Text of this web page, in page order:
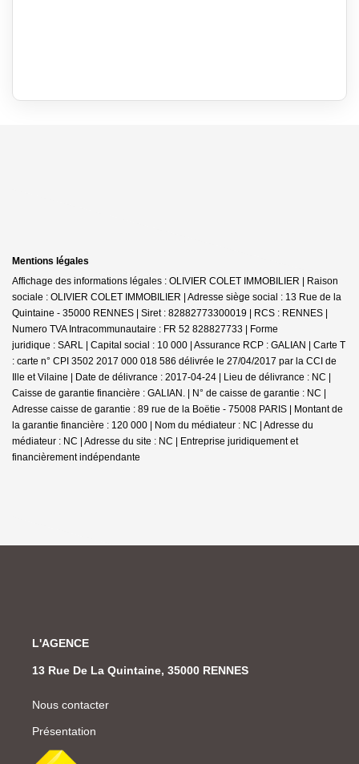
Mentions légales
Affichage des informations légales : OLIVIER COLET IMMOBILIER | Raison
sociale : OLIVIER COLET IMMOBILIER | Adresse siège social : 13 Rue de la
Quintaine - 35000 RENNES | Siret : 82882773300019 | RCS : RENNES |
Numero TVA Intracommunautaire : FR 52 828827733 | Forme
juridique : SARL | Capital social : 10 000 | Assurance RCP : GALIAN | Carte T
: carte n° CPI 3502 2017 000 018 586 délivrée le 27/04/2017 par la CCI de
Ille et Vilaine | Date de délivrance : 2017-04-24 | Lieu de délivrance : NC |
Caisse de garantie financière : GALIAN. | N° de caisse de garantie : NC |
Adresse caisse de garantie : 89 rue de la Boëtie - 75008 PARIS | Montant de
la garantie financière : 120 000 | Nom du médiateur : NC | Adresse du
médiateur : NC | Adresse du site : NC | Entreprise juridiquement et
financièrement indépendante
L'AGENCE
13 Rue De La Quintaine, 35000 RENNES
Nous contacter
Présentation